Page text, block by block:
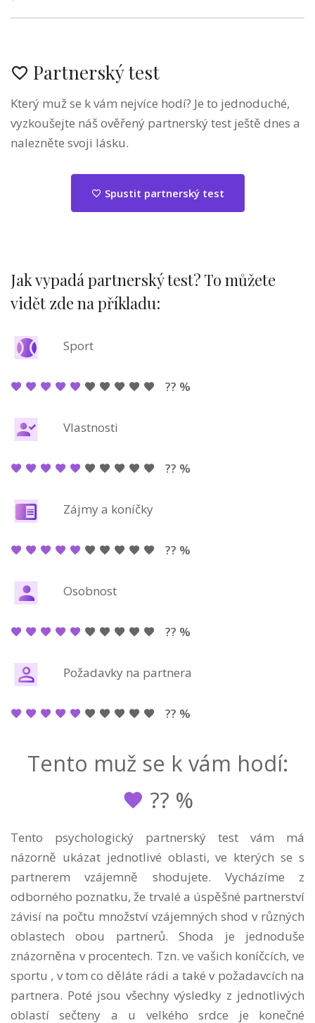
Partnerský test
Který muž se k vám nejvíce hodí? Je to jednoduché,
vyzkoušejte náš ověřený partnerský test ještě dnes a
nalezněte svoji lásku.
Spustit partnerský test
Jak vypadá partnerský test? To můžete
vidět zde na příkladu:
Sport
?? %
Vlastnosti
?? %
Zájmy a koníčky
?? %
Osobnost
?? %
Požadavky na partnera
?? %
Tento muž se k vám hodí:
?? %
Tento psychologický partnerský test vám má
názorně ukázat jednotlivé oblasti, ve kterých se s
partnerem vzájemně shodujete. Vycházíme z
odborného poznatku, že trvalé a úspěšné partnerství
závisí na počtu množství vzájemných shod v různých
oblastech obou partnerů. Shoda je jednoduše
znázorněna v procentech. Tzn. ve vašich koníčcích, ve
sportu , v tom co děláte rádi a také v požadavcích na
partnera. Poté jsou všechny výsledky z jednotlivých
oblastí sečteny a u velkého srdce je konečné